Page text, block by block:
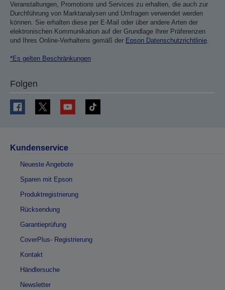
Veranstaltungen, Promotions und Services zu erhalten, die auch zur
Durchführung von Marktanalysen und Umfragen verwendet werden
können. Sie erhalten diese per E-Mail oder über andere Arten der
elektronischen Kommunikation auf der Grundlage Ihrer Präferenzen
und Ihres Online-Verhaltens gemäß der Epson Datenschutzrichtlinie.
*Es gelten Beschränkungen
Folgen
Kundenservice
Neueste Angebote
Sparen mit Epson
Produktregistrierung
Rücksendung
Garantieprüfung
CoverPlus- Registrierung
Kontakt
Händlersuche
Newsletter